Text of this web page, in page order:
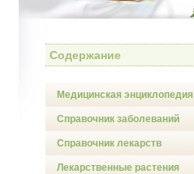
Содержание
Медицинская энциклопедия
Справочник заболеваний
Справочник лекарств
Лекарственные растения